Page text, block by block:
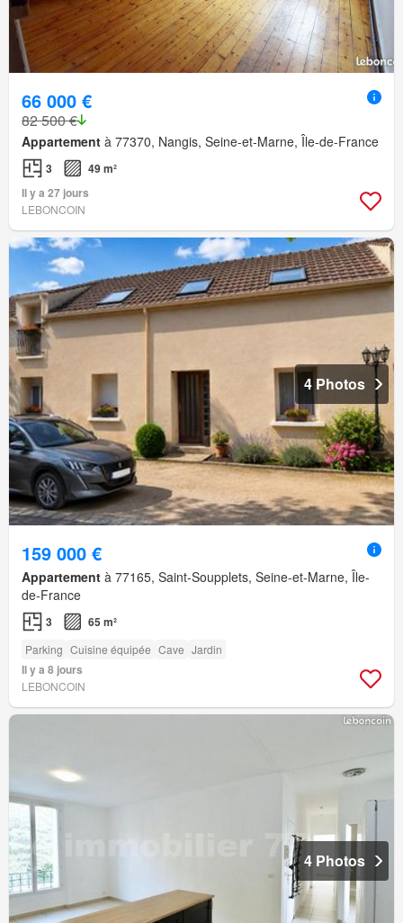
66 000 €
82 500 €
Appartement à 77370, Nangis, Seine-et-Marne, Île-de-France
3
49 m²
Il y a 27 jours
LEBONCOIN
4 Photos
159 000 €
Appartement à 77165, Saint-Soupplets, Seine-et-Marne, Île-
de-France
3 65 m²
Parking Cuisine équipée Cave Jardin
Il y a 8 jours
LEBONCOIN
4 Photos